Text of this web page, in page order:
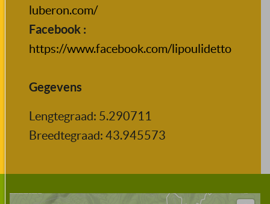
luberon.com/
Facebook :
https://www.facebook.com/lipoulidetto
Gegevens
Lengtegraad: 5.290711
Breedtegraad: 43.945573